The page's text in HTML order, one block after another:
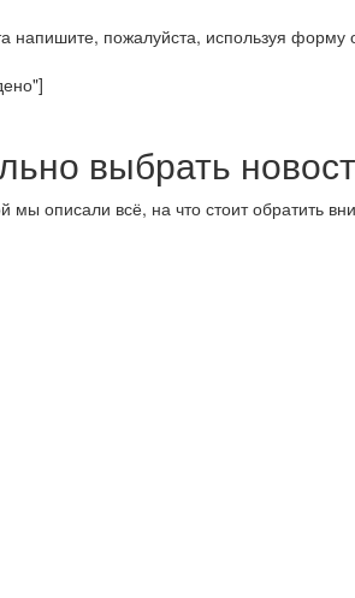
напишите, пожалуйста, используя форму
выбрать
мы описали всё, на что стоит обратить